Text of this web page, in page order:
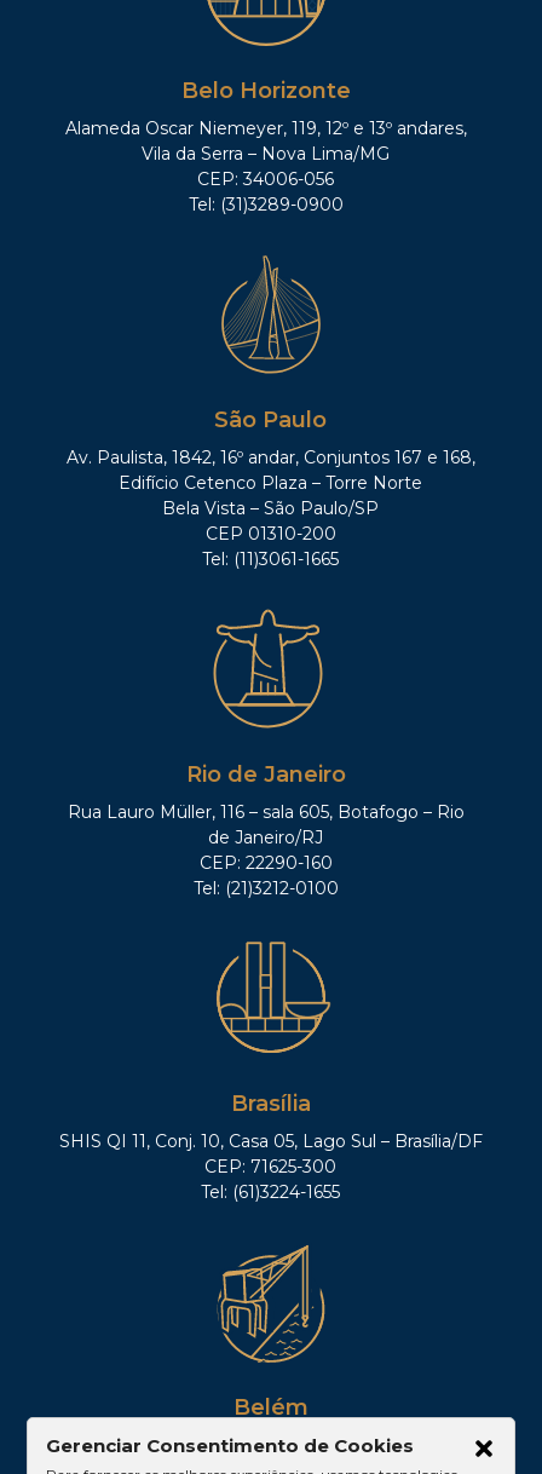
Belo Horizonte
Alameda Oscar Niemeyer, 119, 12º e 13º andares,
Vila da Serra – Nova Lima/MG
CEP: 34006-056
Tel: (31)3289-0900
São Paulo
Av. Paulista, 1842, 16º andar, Conjuntos 167 e 168,
Edifício Cetenco Plaza – Torre Norte
Bela Vista – São Paulo/SP
CEP 01310-200
Tel: (11)3061-1665
Rio de Janeiro
Rua Lauro Müller, 116 – sala 605, Botafogo – Rio
de Janeiro/RJ
CEP: 22290-160
Tel: (21)3212-0100
Brasília
SHIS QI 11, Conj. 10, Casa 05, Lago Sul – Brasília/DF
CEP: 71625-300
Tel: (61)3224-1655
Belém
Av. Visconde de Souza Franco, 05, Sala 2102 –
Gerenciar Consentimento de Cookies